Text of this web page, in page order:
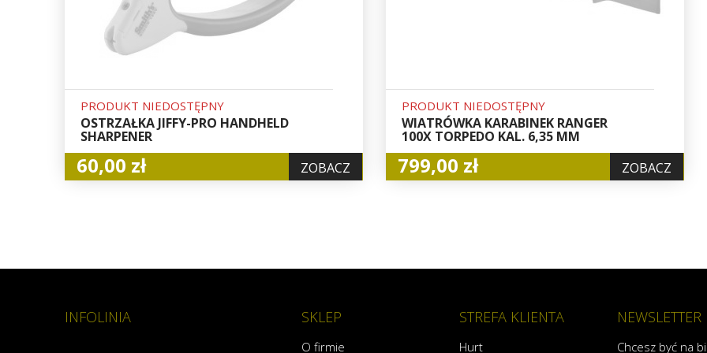
PRODUKT NIEDOSTĘPNY
OSTRZAŁKA JIFFY-PRO HANDHELD
SHARPENER
60,00 zł ZOBACZ
PRODUKT NIEDOSTĘPNY
WIATRÓWKA KARABINEK RANGER
100X TORPEDO KAL. 6,35 MM
799,00 zł ZOBACZ
INFOLINIA SKLEP
O firmie
STREFA KLIENTA
Hurt
NEWSLETTER
Chcesz być na